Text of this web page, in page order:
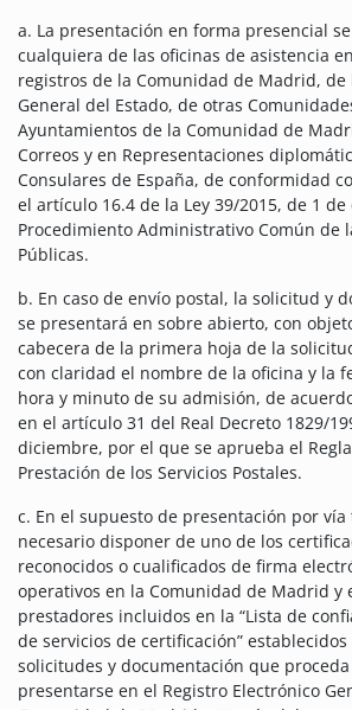
a. La presentación en forma presencial
cualquiera de las oficinas de asistencia
registros de la Comunidad de Madrid,
General del Estado, de otras
Ayuntamientos de la Comunidad de
Correos y en Representaciones
Consulares de España, de conformidad
el artículo 16.4 de la Ley 39/2015, de 1
Procedimiento Administrativo Común de
Públicas.
b. En caso de envío postal, la solicitud y
se presentará en sobre abierto, con
cabecera de la primera hoja de la
con claridad el nombre de la oficina y la
hora y minuto de su admisión, de
en el artículo 31 del Real Decreto 1829/
diciembre, por el que se aprueba el
Prestación de los Servicios Postales.
c. En el supuesto de presentación por
necesario disponer de uno de los
reconocidos o cualificados de firma
operativos en la Comunidad de Madrid y
prestadores incluidos en la “Lista de
de servicios de certificación” establecidos
solicitudes y documentación que
presentarse en el Registro Electrónico